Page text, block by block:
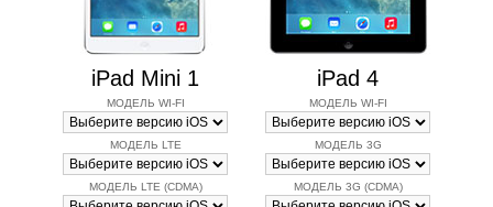
iPad Mini 1
МОДЕЛЬ WI-FI
МОДЕЛЬ LTE
МОДЕЛЬ LTE (CDMA)
iPad 4
МОДЕЛЬ WI-FI
МОДЕЛЬ 3G
МОДЕЛЬ 3G (CDMA)